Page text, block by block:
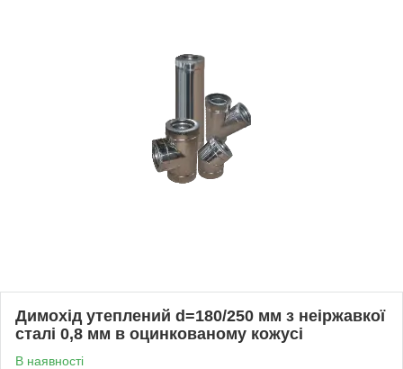
Димохід утеплений d=180/250 мм з неіржавкої
сталі 0,8 мм в оцинкованому кожусі
В наявності